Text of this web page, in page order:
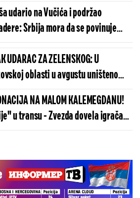
izveštaj protiv sopstvene zemlje!
udario na Vučića i podržao
Srbija mora da se povinuje
i ispuni sve... (VIDEO)
UDARAC ZA ZELENSKOG: U
oblasti u avgustu uništeno
100 „baba jaga“
NA MALOM KALEMEGDANU!
u transu - Zvezda dovela igrača